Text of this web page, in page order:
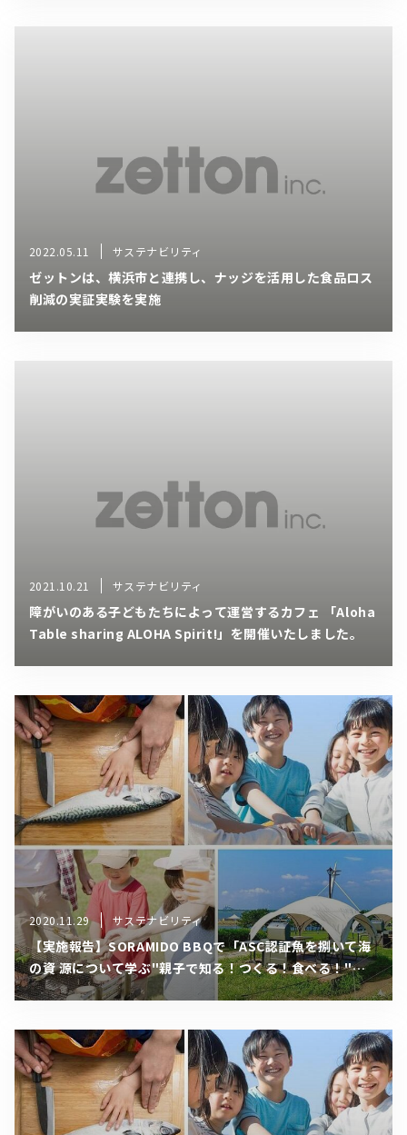
2022.05.11 サステナビリティ
ゼットンは、横浜市と連携し、ナッジを活用した食品ロス
削減の実証実験を実施
2021.10.21 サステナビリティ
障がいのある子どもたちによって運営するカフェ 「Aloha
Table sharing ALOHA Spirit!」を開催いたしました。
2020.11.29 サステナビリティ
【実施報告】SORAMIDO BBQで「ASC認証⿂を捌いて海
の資 源について学ぶ"親⼦で知る！つくる！⾷べる！"体
験」